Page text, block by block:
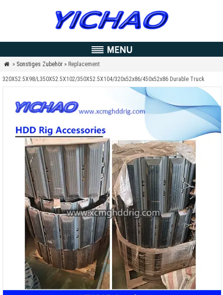
 » Sonstiges Zubehör » Replacement
320X52.5X98/L350X52.5X102/350X52.5X104/320x52x86/450x52x86 Durable Truck
Rubber Track Crawler for XCMG Loader/Excavator/HDD Machine